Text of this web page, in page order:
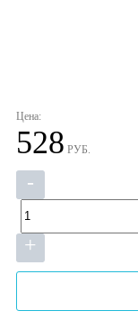
Цена:
528 РУБ.
-
+